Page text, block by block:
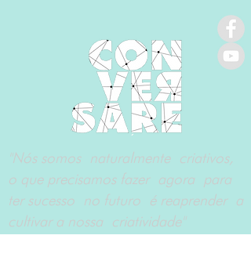
"Nós somos naturalmente criativos,
o que precisamos fazer agora para
ter sucesso no futuro é reaprender a
cultivar a nossa criatividade"